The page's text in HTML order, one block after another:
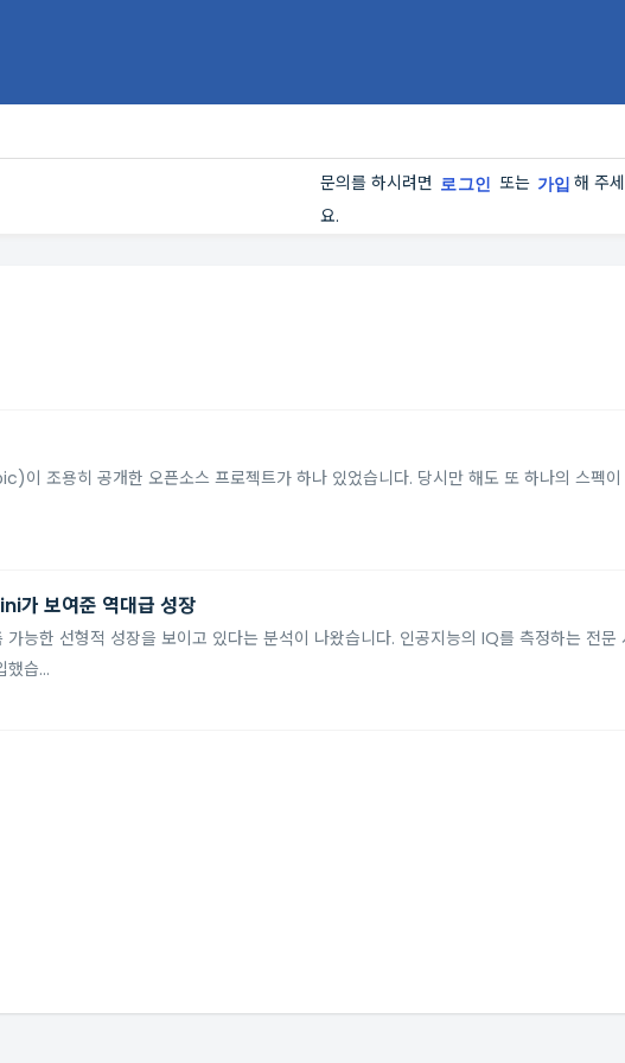
문의를 하시려면 로그인 또는 가입 해 주세
요.
조용히 공개한 오픈소스 프로젝트가 하나 있었습니다. 당시만 해도 또 하나의 스펙
가 보여준 역대급 성장
능한 선형적 성장을 보이고 있다는 분석이 나왔습니다. 인공지능의 IQ를 측정하는 전
했습...